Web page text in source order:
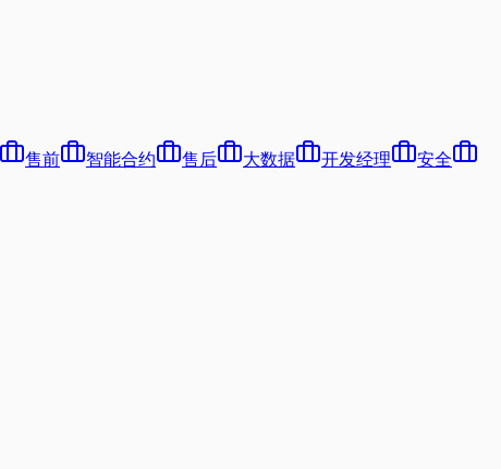
售前 智能合约 售后 大数据 开发经理
安全